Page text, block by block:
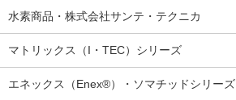
水素商品・株式会社サンテ・テクニカ
マトリックス（I・TEC）シリーズ
エネックス（Enex®）・ソマチッドシリーズ